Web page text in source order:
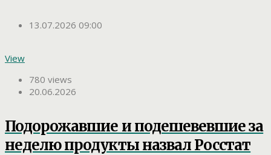
13.07.2026 09:00
View
780 views
20.06.2026
Подорожавшие и подешевевшие за
неделю продукты назвал Росстат